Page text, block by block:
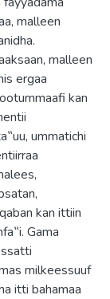
malleen
malleen
ergaa
kan
ummatichi
kan ittiin
Gama
milkeessuuf
itti bahamaa